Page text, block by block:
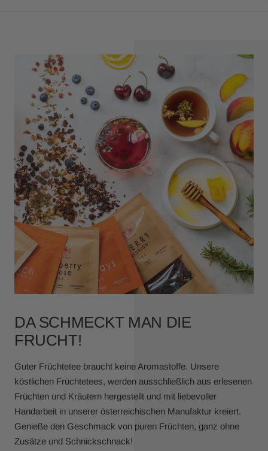
DA SCHMECKT MAN DIE
FRUCHT!
Guter Früchtetee braucht keine Aromastoffe. Unsere
köstlichen Früchtetees, werden ausschließlich aus erlesenen
Früchten und Kräutern hergestellt und mit liebevoller
Handarbeit in unserer österreichischen Manufaktur kreiert.
Genieße den Geschmack von puren Früchten, ganz ohne
Zusätze und Schnickschnack!